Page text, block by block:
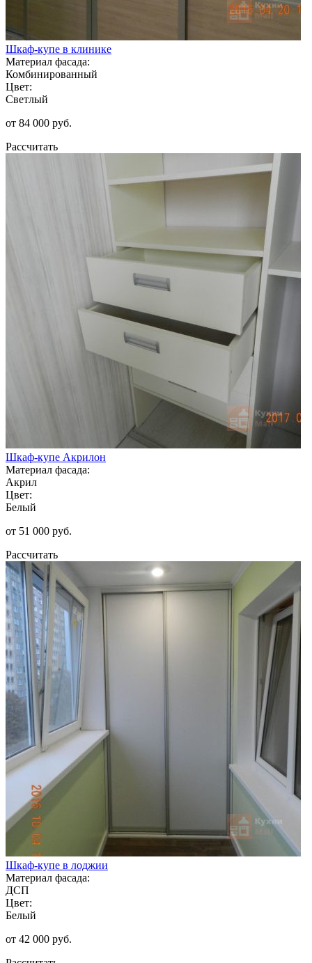
Шкаф-купе в клинике
Материал фасада:
Комбинированный
Цвет:
Светлый
от 84 000 руб.
Рассчитать
Шкаф-купе Акрилон
Материал фасада:
Акрил
Цвет:
Белый
от 51 000 руб.
Рассчитать
Шкаф-купе в лоджии
Материал фасада:
ДСП
Цвет:
Белый
от 42 000 руб.